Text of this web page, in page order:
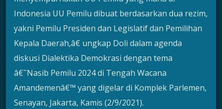
Indonesia UU Pemilu dibuat berdasarkan dua rezim,
yakni Pemilu Presiden dan Legislatif dan Pemilihan
Kepala Daerah,â€ ungkap Doli dalam agenda
diskusi Dialektika Demokrasi dengan tema
â€˜Nasib Pemilu 2024 di Tengah Wacana
Amandemenâ€™ yang digelar di Komplek Parlemen,
Senayan, Jakarta, Kamis (2/9/2021).